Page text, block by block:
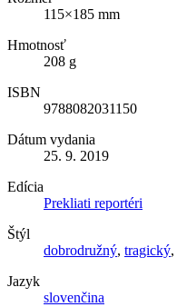
115×185 mm
Hmotnosť
208 g
ISBN
9788082031150
Dátum vydania
25. 9. 2019
Edícia
Prekliati reportéri
Štýl
dobrodružný, tragický,
Jazyk
slovenčina